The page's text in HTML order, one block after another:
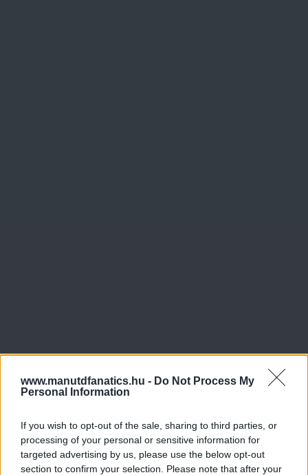
www.manutdfanatics.hu - Do Not Process My
Personal Information
If you wish to opt-out of the sale, sharing to third parties, or
processing of your personal or sensitive information for
targeted advertising by us, please use the below opt-out
section to confirm your selection. Please note that after your